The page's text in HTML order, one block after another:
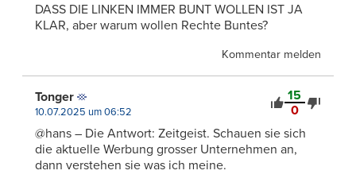
DASS DIE LINKEN IMMER BUNT WOLLEN IST JA
KLAR, aber warum wollen Rechte Buntes?
Kommentar melden
15
0
Tonger
10.07.2025 um 06:52
@hans – Die Antwort: Zeitgeist. Schauen sie sich
die aktuelle Werbung grosser Unternehmen an,
dann verstehen sie was ich meine.